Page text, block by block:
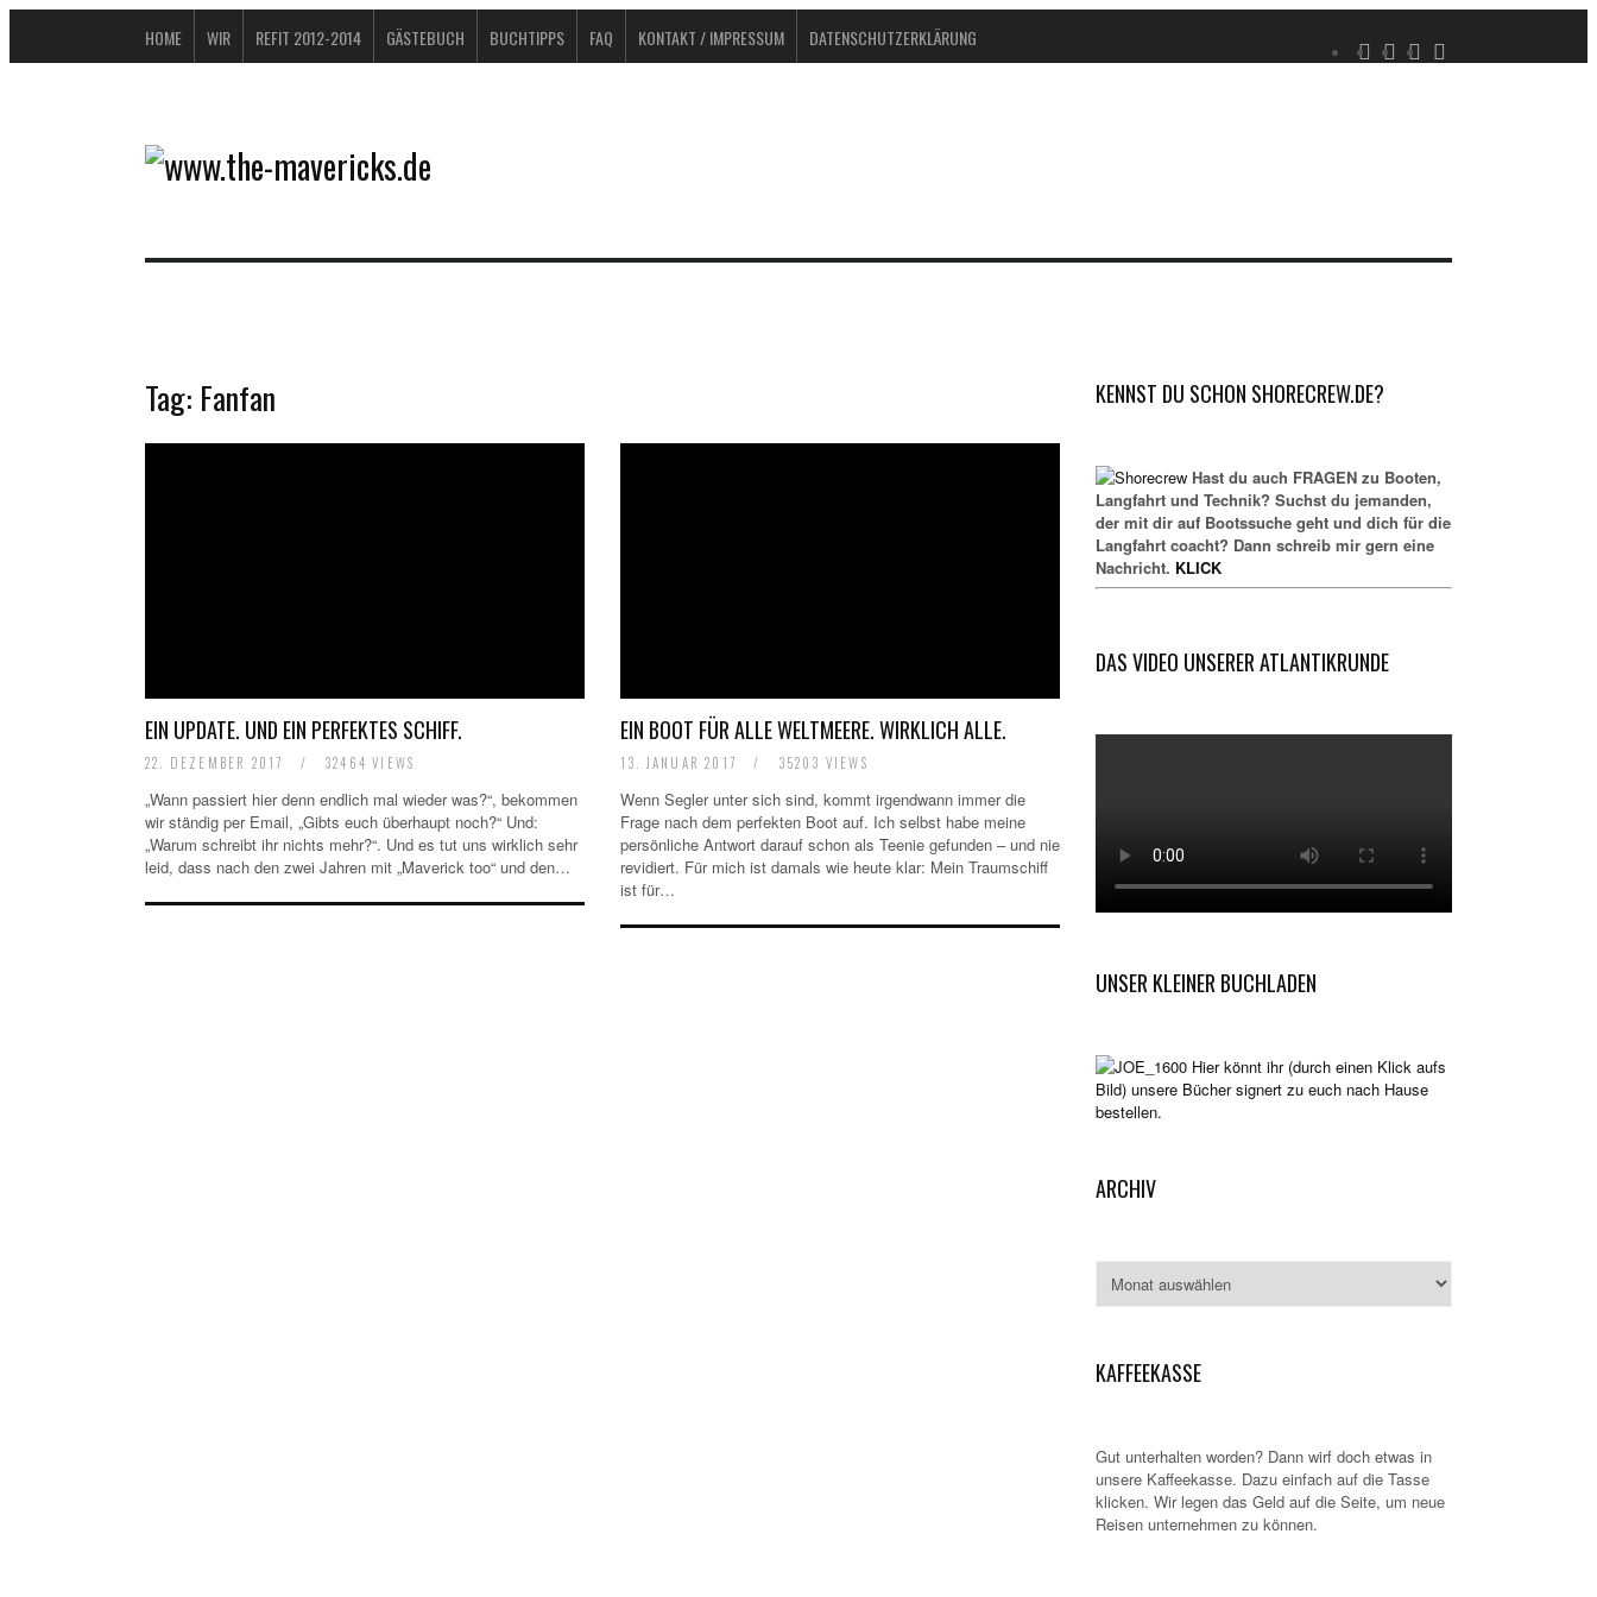
HOME WIR REFIT 2012-2014 GÄSTEBUCH BUCHTIPPS FAQ KONTAKT / IMPRESSUM DATENSCHUTZERKLÄRUNG
Tag: Fanfan
EIN UPDATE. UND EIN PERFEKTES SCHIFF.
22. DEZEMBER 2017 / 32464 VIEWS
„Wann passiert hier denn endlich mal wieder was?“, bekommen
wir ständig per Email, „Gibts euch überhaupt noch?“ Und:
„Warum schreibt ihr nichts mehr?“. Und es tut uns wirklich sehr
leid, dass nach den zwei Jahren mit „Maverick too“ und den…
EIN BOOT FÜR ALLE WELTMEERE. WIRKLICH ALLE.
13. JANUAR 2017 / 35203 VIEWS
Wenn Segler unter sich sind, kommt irgendwann immer die
Frage nach dem perfekten Boot auf. Ich selbst habe meine
persönliche Antwort darauf schon als Teenie gefunden – und nie
revidiert. Für mich ist damals wie heute klar: Mein Traumschiff
ist für…
KENNST DU SCHON SHORECREW.DE?
Hast du auch FRAGEN zu Booten,
Langfahrt und Technik? Suchst du jemanden,
der mit dir auf Bootssuche geht und dich für die
Langfahrt coacht? Dann schreib mir gern eine
Nachricht. KLICK
DAS VIDEO UNSERER ATLANTIKRUNDE
UNSER KLEINER BUCHLADEN
Hier könnt ihr (durch einen Klick aufs
Bild) unsere Bücher signert zu euch nach Hause
bestellen.
ARCHIV
KAFFEEKASSE
Gut unterhalten worden? Dann wirf doch etwas in
unsere Kaffeekasse. Dazu einfach auf die Tasse
klicken. Wir legen das Geld auf die Seite, um neue
Reisen unternehmen zu können.